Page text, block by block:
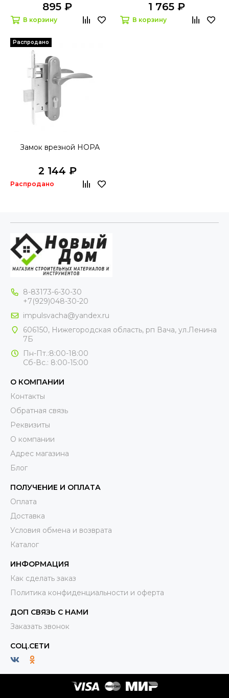
895 ₽
В корзину
1 765 ₽
В корзину
Распродано
Замок врезной НОРА
2 144 ₽
Распродано
8-83173-6-30-30
+7(929)048-30-20
impulsvacha@yandex.ru
606150, Нижегородская область, рп Вача, ул.Ленина
7Б
Пн-Пт.:8:00-18:00
Сб-Вс.: 8:00-15:00
О КОМПАНИИ
Контакты
Обратная связь
Реквизиты
О компании
Адрес магазина
Блог
ПОЛУЧЕНИЕ И ОПЛАТА
Оплата
Доставка
Условия обмена и возврата
Каталог
ИНФОРМАЦИЯ
Как сделать заказ
Политика конфиденциальности и оферта
ДОП СВЯЗЬ С НАМИ
Заказать звонок
СОЦ.СЕТИ